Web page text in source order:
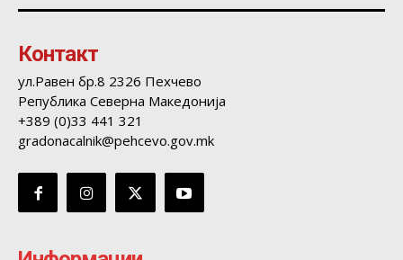
Контакт
ул.Равен бр.8 2326 Пехчево
Република Северна Македонија
+389 (0)33 441 321
gradonacalnik@pehcevo.gov.mk